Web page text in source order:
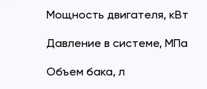
Мощность двигателя, кВт
Давление в системе, МПа
Объем бака, л